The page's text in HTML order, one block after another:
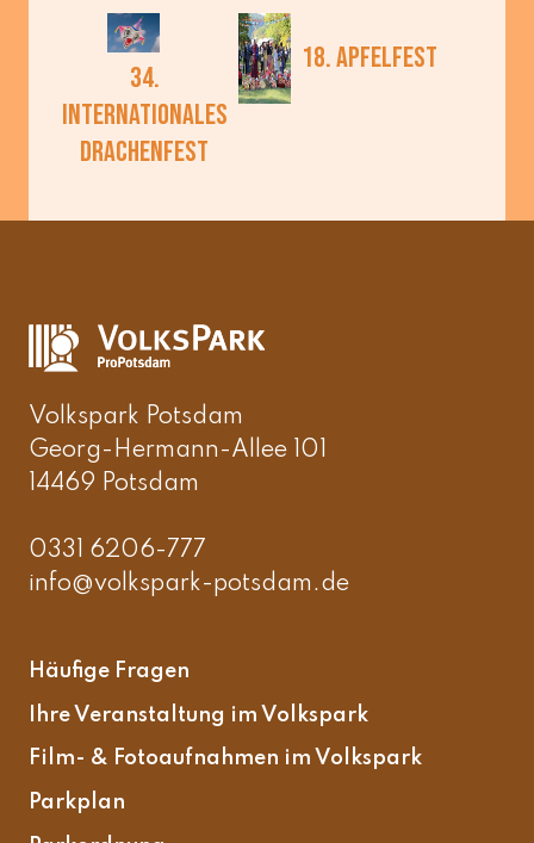
34.
Internationales
Drachenfest
18. Apfelfest
Volkspark Potsdam
Georg-Hermann-Allee 101
14469 Potsdam
0331 6206-777
info@volkspark-potsdam.de
Häufige Fragen
Ihre Veranstaltung im Volkspark
Film- & Fotoaufnahmen im Volkspark
Parkplan